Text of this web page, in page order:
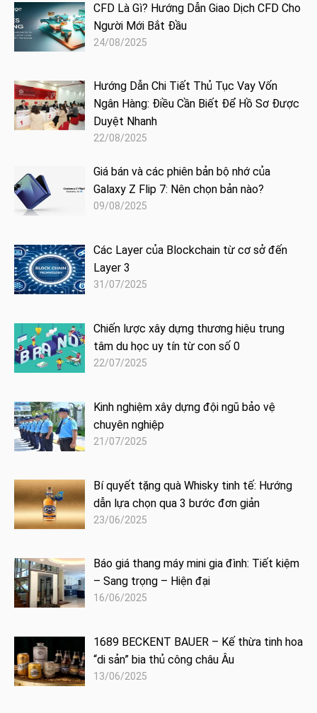
CFD Là Gì? Hướng Dẫn Giao Dịch CFD Cho
Người Mới Bắt Đầu
24/08/2025
Hướng Dẫn Chi Tiết Thủ Tục Vay Vốn
Ngân Hàng: Điều Cần Biết Để Hồ Sơ Được
Duyệt Nhanh
22/08/2025
Giá bán và các phiên bản bộ nhớ của
Galaxy Z Flip 7: Nên chọn bản nào?
09/08/2025
Các Layer của Blockchain từ cơ sở đến
Layer 3
31/07/2025
Chiến lược xây dựng thương hiệu trung
tâm du học uy tín từ con số 0
22/07/2025
Kinh nghiệm xây dựng đội ngũ bảo vệ
chuyên nghiệp
21/07/2025
Bí quyết tặng quà Whisky tinh tế: Hướng
dẫn lựa chọn qua 3 bước đơn giản
23/06/2025
Báo giá thang máy mini gia đình: Tiết kiệm
– Sang trọng – Hiện đại
16/06/2025
1689 BECKENT BAUER – Kế thừa tinh hoa
“di sản” bia thủ công châu Âu
13/06/2025